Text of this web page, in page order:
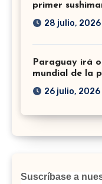
primer
28 julio, 2026
Paraguay irá
mundial de la
26 julio, 2026
Suscríbase a